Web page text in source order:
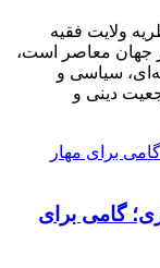
ولایت فقیه
جهان معاصر است،
سیاسی و
دینی و
گامی برای